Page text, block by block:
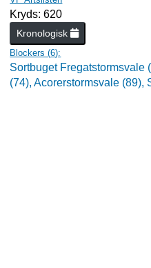
Kryds: 620
Kronologisk
Blockers (6):
Sortbuget Fregatstormsvale
(74),Acorerstormsvale (89),